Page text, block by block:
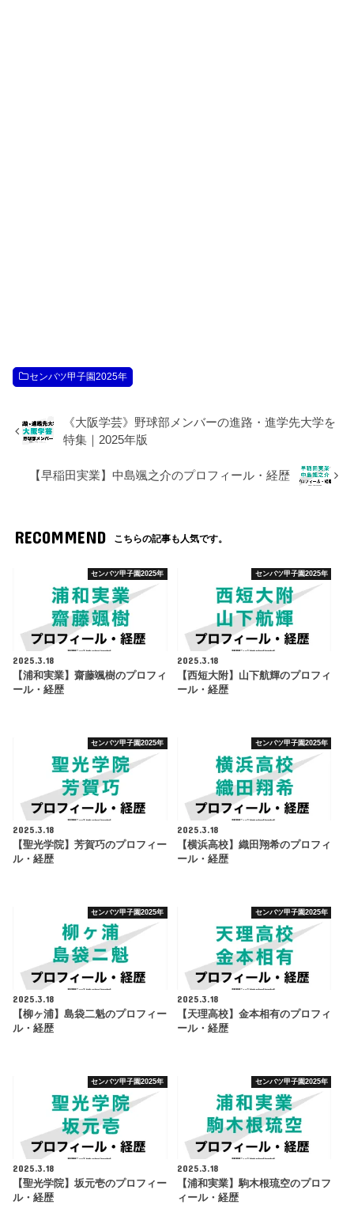
センバツ甲子園2025年
《大阪学芸》野球部メンバーの進路・進学先大学を
特集｜2025年版
【早稲田実業】中島颯之介のプロフィール・経歴
RECOMMEND こちらの記事も人気です。
センバツ甲子園2025年
2025.3.18
【浦和実業】齋藤颯樹のプロフィ
ール・経歴
センバツ甲子園2025年
2025.3.18
【西短大附】山下航輝のプロフィ
ール・経歴
センバツ甲子園2025年
2025.3.18
【聖光学院】芳賀巧のプロフィー
ル・経歴
センバツ甲子園2025年
2025.3.18
【横浜高校】織田翔希のプロフィ
ール・経歴
センバツ甲子園2025年
2025.3.18
【柳ヶ浦】島袋二魁のプロフィー
ル・経歴
センバツ甲子園2025年
2025.3.18
【天理高校】金本相有のプロフィ
ール・経歴
センバツ甲子園2025年
2025.3.18
【聖光学院】坂元壱のプロフィー
ル・経歴
センバツ甲子園2025年
2025.3.18
【浦和実業】駒木根琉空のプロフ
ィール・経歴